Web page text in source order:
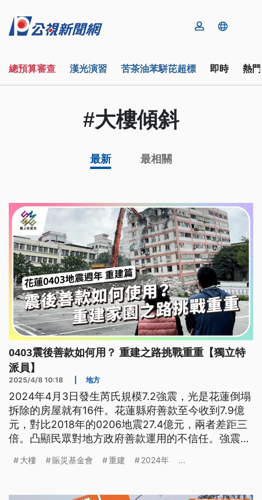
總預算審查 漢光演習 苦茶油苯駢芘超標 即時 熱
#大樓傾斜
最新 最相關
0403震後善款如何用？ 重建之路挑戰重重【獨立特
派員】
2025/4/8 10:18 地方
2024年4月3日發生芮氏規模7.2強震，光是花蓮倒塌
拆除的房屋就有16件。花蓮縣府善款至今收到7.9億
元，對比2018年的0206地震27.4億元，兩者差距三
倍。凸顯民眾對地方政府善款運用的不信任。強震週
用，補貼標準也不盡合理，導致重建家園之路雪上加
大樓 賑災基金會 重建 2024年 ...